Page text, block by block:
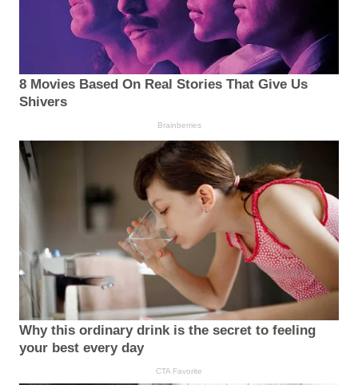
8 Movies Based On Real Stories That Give Us
Shivers
Brainberries
Why this ordinary drink is the secret to feeling
your best every day
CTA Favorite